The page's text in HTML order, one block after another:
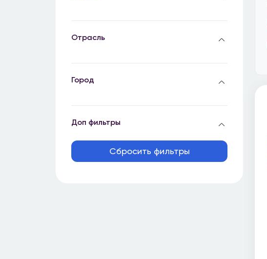
Отрасль
Город
Доп фильтры
Сбросить фильтры